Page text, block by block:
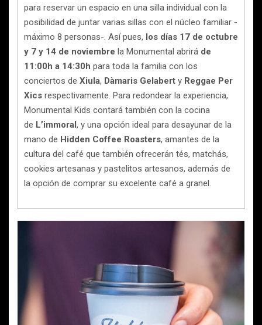
para reservar un espacio en una silla individual con la
posibilidad de juntar varias sillas con el núcleo familiar -
máximo 8 personas-. Así pues, los días 17 de octubre
y 7 y 14 de noviembre la Monumental abrirá de
11:00h a 14:30h para toda la familia con los
conciertos de Xiula, Dàmaris Gelabert y Reggae Per
Xics respectivamente. Para redondear la experiencia,
Monumental Kids contará también con la cocina
de L’immoral, y una opción ideal para desayunar de la
mano de Hidden Coffee Roasters, amantes de la
cultura del café que también ofrecerán tés, matchás,
cookies artesanas y pastelitos artesanos, además de
la opción de comprar su excelente café a granel.